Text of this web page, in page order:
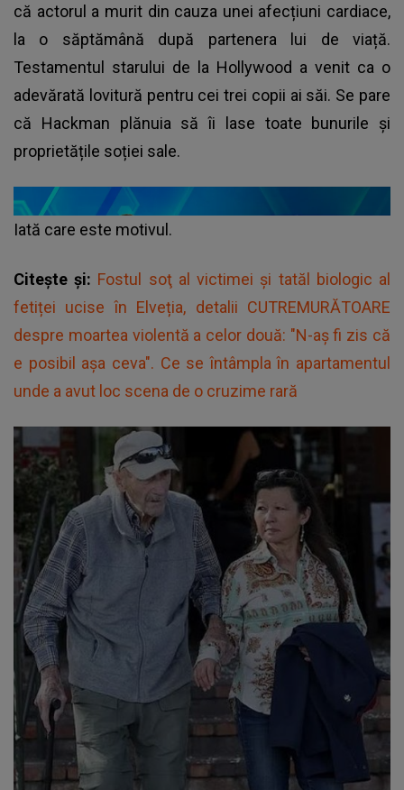
că actorul a murit din cauza unei afecțiuni cardiace,
la o săptămână după partenera lui de viață.
Testamentul starului de la Hollywood a venit ca o
adevărată lovitură pentru cei trei copii ai săi. Se pare
că Hackman plănuia să îi lase toate bunurile și
proprietățile soției sale.
Iată care este motivul.
Citește și: Fostul soţ al victimei și tatăl biologic al
fetiței ucise în Elveția, detalii CUTREMURĂTOARE
despre moartea violentă a celor două: "N-aş fi zis că
e posibil aşa ceva". Ce se întâmpla în apartamentul
unde a avut loc scena de o cruzime rară